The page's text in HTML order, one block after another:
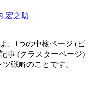
宏之助
、1つの中核ページ (ピ
事 (クラスターページ)
戦略のことです。